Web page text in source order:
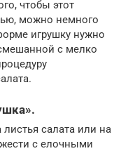
чтобы этот
можно немного
игрушку нужно
с мелко
салата или на
с елочными